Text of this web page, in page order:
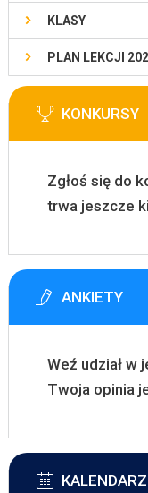
KLASY
PLAN LEKCJI
KONKURSY
Zgłoś się do
trwa jeszcze
ANKIETY
Weź udział w
Twoja opinia
KALENDARZ